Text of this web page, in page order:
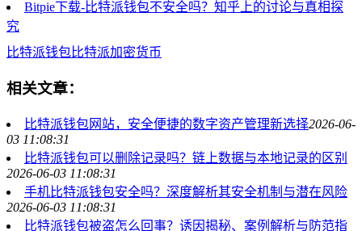
Bitpie下载-比特派钱包不安全吗？知乎上的讨论与真相探
究
比特派钱包比特派加密货币
相关文章：
比特派钱包网站，安全便捷的数字资产管理新选择2026-06-
03 11:08:31
比特派钱包可以删除记录吗？链上数据与本地记录的区别
2026-06-03 11:08:31
手机比特派钱包安全吗？深度解析其安全机制与潜在风险
2026-06-03 11:08:31
比特派钱包被盗怎么回事？诱因揭秘、案例解析与防范指